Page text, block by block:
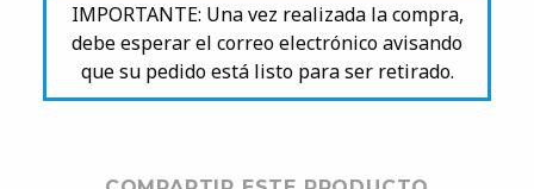
IMPORTANTE: Una vez realizada la compra,
debe esperar el correo electrónico avisando
que su pedido está listo para ser retirado.